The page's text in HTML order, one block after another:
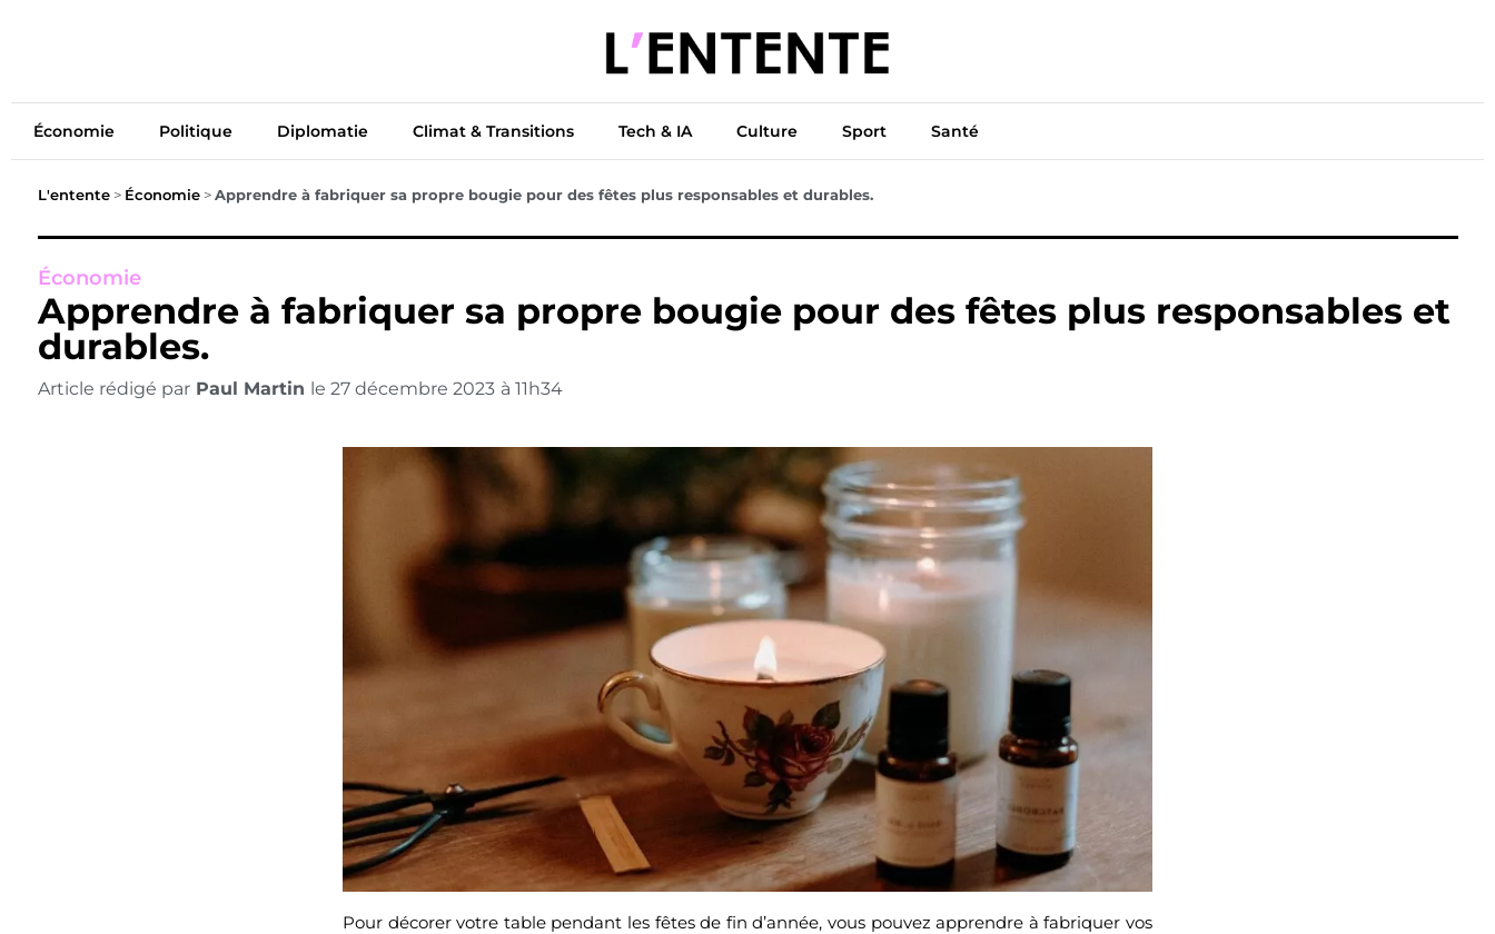
Diplomatie Climat & Transitions Tech & IA
Économie Politique Diplomatie Climat & Transitions Tech & IA Culture Sport Santé
L'entente> Économie> Apprendre à fabriquer sa propre bougie pour des fêtes plus responsables et durables.
Économie
Apprendre à fabriquer sa propre bougie pour des fêtes plus responsables et
durables.
Article rédigé par Paul Martin le 27 décembre 2023 à 11h34
Pour décorer votre table pendant les fêtes de fin d’année, vous pouvez apprendre à fabriquer vos